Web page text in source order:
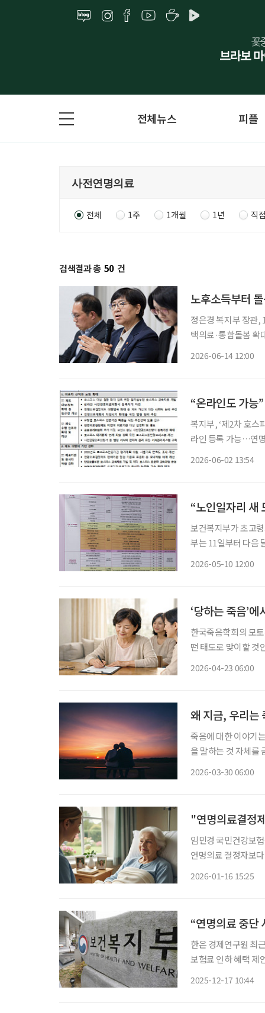
전체뉴스 피플
전체 1주 1개월 1년 직
검색결과 총 50 건
노후소득부터
정은경 복지부 장관, 11일 정책간담회 가져
택의료·통합돌봄 확
2026-06-14 12:00
“온라인도 가능
복지부, ‘제2차 호스
라인 등록 가능…연
2026-06-02 13:54
“노인일자리 새
보건복지부가 초고령
부는 11일부터 다음
2026-05-10 12:00
‘당하는 죽음’에
한국죽음학회의 모
떤 태도로 맞이할 것
2026-04-23 06:00
왜 지금, 우리는
죽음에 대한 이야기
을 말하는 것 자체를
2026-03-30 06:00
"연명의료결정
임민경 국민건강보
연명의료 결정자보
2026-01-16 15:25
“연명의료 중단
한은 경제연구원 최
보험료 인하 혜택 제언하기도 이재명 대통령이 연명 치료(연명
2025-12-17 10:44